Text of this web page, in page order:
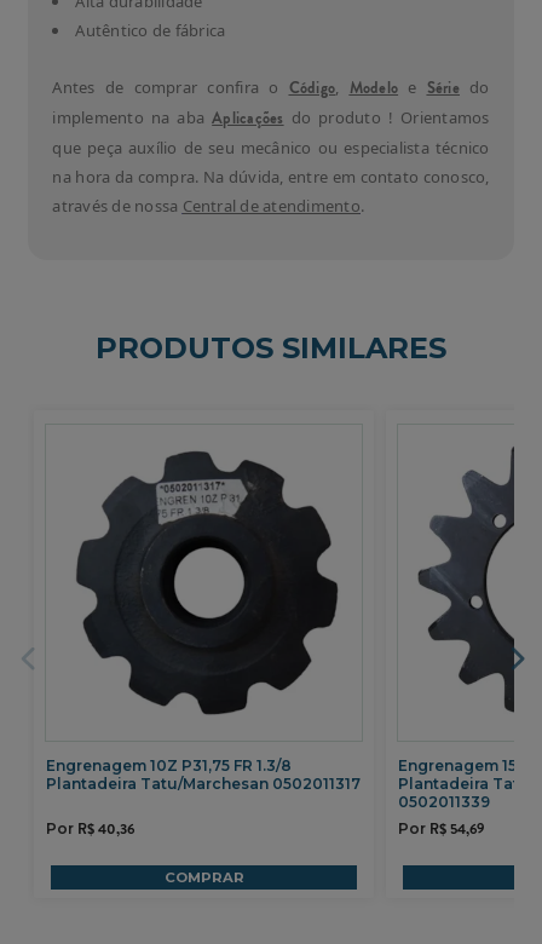
Autêntico de fábrica
Antes de comprar confira o Código, Modelo e Sériedo
implemento na abaAplicações do produto ! Orientamos
que peça auxílio de seu mecânico ou especialista técnico
na hora da compra. Na dúvida, entre em contato conosco,
através de nossa Central de atendimento.
Engrenagem 10Z P31,75 FR 1.3/8
Plantadeira Tatu/Marchesan 0502011317
R$40,36
COMPRAR
Engrenagem 15Z
Plantadeira Tatu/
0502011339
R$ 54,69